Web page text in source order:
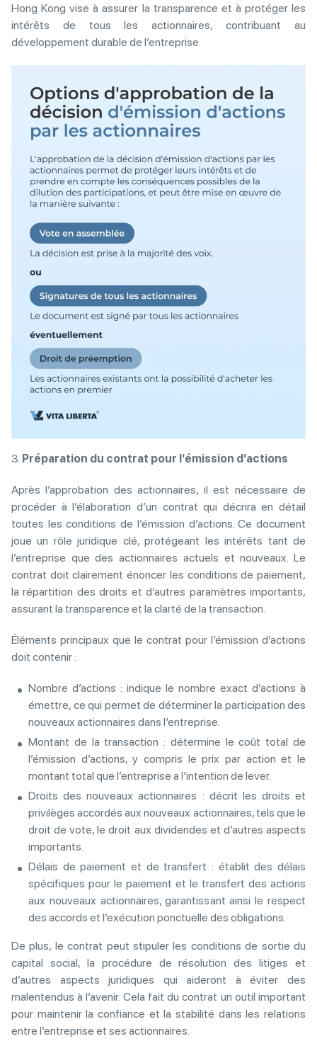
Hong Kong vise à assurer la transparence et à protéger les
intérêts de tous les actionnaires, contribuant au
développement durable de l’entreprise.
3. Préparation du contrat pour l’émission d’actions
Après l’approbation des actionnaires, il est nécessaire de
procéder à l’élaboration d’un contrat qui décrira en détail
toutes les conditions de l’émission d’actions. Ce document
joue un rôle juridique clé, protégeant les intérêts tant de
l’entreprise que des actionnaires actuels et nouveaux. Le
contrat doit clairement énoncer les conditions de paiement,
la répartition des droits et d’autres paramètres importants,
assurant la transparence et la clarté de la transaction.
Éléments principaux que le contrat pour l’émission d’actions
doit contenir :
Nombre d’actions : indique le nombre exact d’actions à
émettre, ce qui permet de déterminer la participation des
nouveaux actionnaires dans l’entreprise.
Montant de la transaction : détermine le coût total de
l’émission d’actions, y compris le prix par action et le
montant total que l’entreprise a l’intention de lever.
Droits des nouveaux actionnaires : décrit les droits et
privilèges accordés aux nouveaux actionnaires, tels que le
droit de vote, le droit aux dividendes et d’autres aspects
importants.
Délais de paiement et de transfert : établit des délais
spécifiques pour le paiement et le transfert des actions
aux nouveaux actionnaires, garantissant ainsi le respect
des accords et l’exécution ponctuelle des obligations.
De plus, le contrat peut stipuler les conditions de sortie du
capital social, la procédure de résolution des litiges et
d’autres aspects juridiques qui aideront à éviter des
malentendus à l’avenir. Cela fait du contrat un outil important
pour maintenir la confiance et la stabilité dans les relations
entre l’entreprise et ses actionnaires.